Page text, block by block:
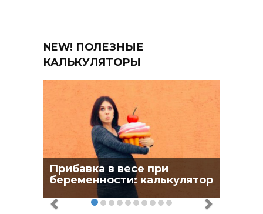
NEW! ПОЛЕЗНЫЕ
КАЛЬКУЛЯТОРЫ
Прибавка в весе при
беременности: калькулятор